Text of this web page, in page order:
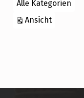
Alle Kategorien
Ansicht